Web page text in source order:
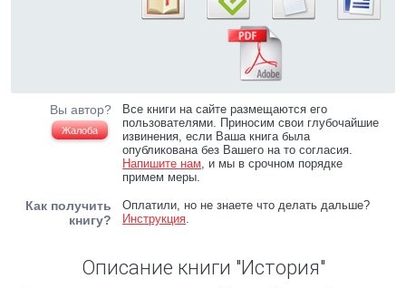
Вы автор?
Жалоба
Все книги на сайте размещаются его
пользователями. Приносим свои глубочайшие
извинения, если Ваша книга была
опубликована без Вашего на то согласия.
Напишите нам, и мы в срочном порядке
примем меры.
Как получить
книгу?
Оплатили, но не знаете что делать дальше?
Инструкция.
Описание книги "История"